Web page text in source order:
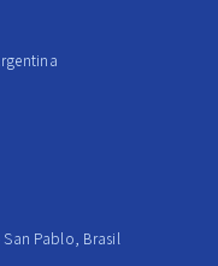
Pablo, Brasil